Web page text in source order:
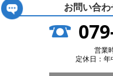
お問い合
営業
定休日：